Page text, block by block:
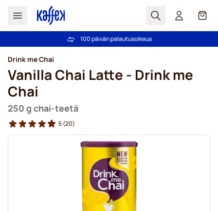
Haku Kori
Ilmainen toimitus yli 49,00€ tilauksille
100 päivän palautusoikeus
Drink me Chai
Vanilla Chai Latte - Drink me
Chai
250 g chai-teetä
5(20)